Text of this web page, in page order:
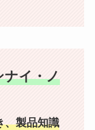
イ・ノ
、製品知識